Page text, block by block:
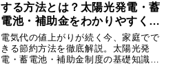
する方法とは？太陽光発電・蓄
電池・補助金をわかりやすく解
説
電気代の値上がりが続く今、家庭でで
きる節約方法を徹底解説。太陽光発
電・蓄電池・補助金制度の基礎知識か